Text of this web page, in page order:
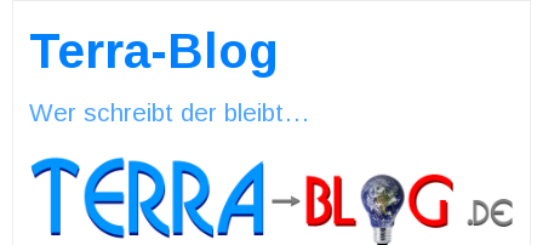
Terra-Blog
Wer schreibt der bleibt…